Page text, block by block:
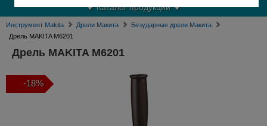
Каталог продукции
Инструмент Makita Дрели Макита
Безударные дрели Макита
Дрель MAKITA M6201
Дрель MAKITA M6201
-18%